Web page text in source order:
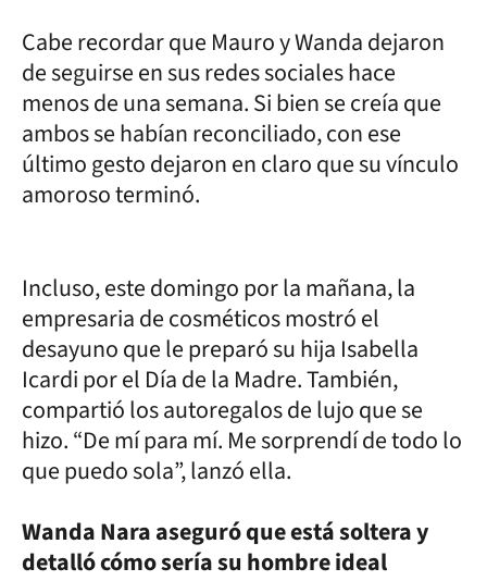
Cabe recordar que Mauro y Wanda dejaron
de seguirse en sus redes sociales hace
menos de una semana. Si bien se creía que
ambos se habían reconciliado, con ese
último gesto dejaron en claro que su vínculo
amoroso terminó.
Incluso, este domingo por la mañana, la
empresaria de cosméticos mostró el
desayuno que le preparó su hija Isabella
Icardi por el Día de la Madre. También,
compartió los autoregalos de lujo que se
hizo. “De mí para mí. Me sorprendí de todo lo
que puedo sola”, lanzó ella.
Wanda Nara aseguró que está soltera y
detalló cómo sería su hombre ideal